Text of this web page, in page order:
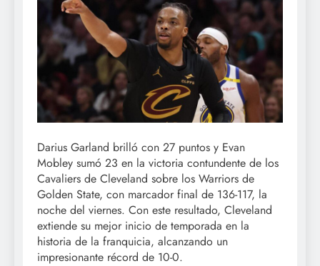
Darius Garland brilló con 27 puntos y Evan
Mobley sumó 23 en la victoria contundente de los
Cavaliers de Cleveland sobre los Warriors de
Golden State, con marcador final de 136-117, la
noche del viernes. Con este resultado, Cleveland
extiende su mejor inicio de temporada en la
historia de la franquicia, alcanzando un
impresionante récord de 10-0.